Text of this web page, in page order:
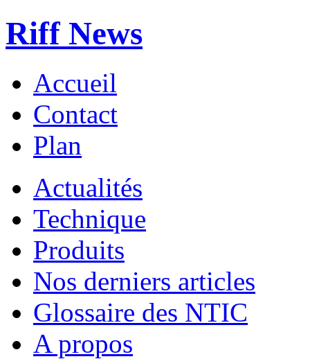
Riff News
Accueil
Contact
Plan
Actualités
Technique
Produits
Nos derniers articles
Glossaire des NTIC
A propos